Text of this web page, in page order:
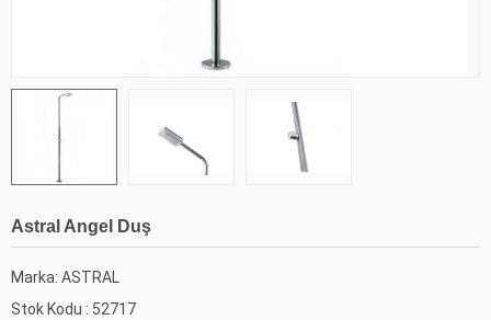
Astral Angel Duş
Marka: ASTRAL
Stok Kodu : 52717